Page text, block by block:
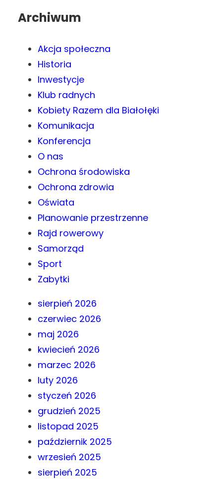
Archiwum
Akcja społeczna
Historia
Inwestycje
Klub radnych
Kobiety Razem dla Białołęki
Komunikacja
Konferencja
O nas
Ochrona środowiska
Ochrona zdrowia
Oświata
Planowanie przestrzenne
Rajd rowerowy
Samorząd
Sport
Zabytki
sierpień 2026
czerwiec 2026
maj 2026
kwiecień 2026
marzec 2026
luty 2026
styczeń 2026
grudzień 2025
listopad 2025
październik 2025
wrzesień 2025
sierpień 2025